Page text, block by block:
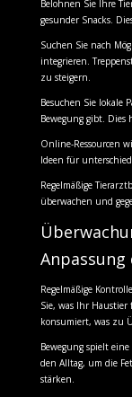
Belohnen Sie Ihre
gesunder Snacks.
Suchen Sie nach
integrieren.
zu steigern.
Besuchen Sie lokale
Bewegung gibt.
Online-Ressourcen
Ideen für
Regelmäßige
überwachen und
Anpassung
Regelmäßige
Sie, was Ihr
konsumiert, was zu
Bewegung spielt
den Alltag, um die
stärken.